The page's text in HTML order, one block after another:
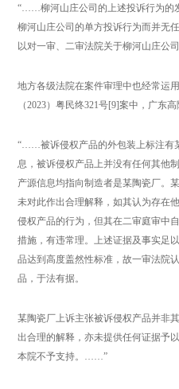
“……柳河山庄公司的上述投诉行为的
柳河山庄公司的单方投诉行为而并无
以对一审、二审法院关于柳河山庄公
地方各级法院在案件审理中也经常运
（2023）粤民终321号[9]案中，广东高
“……被诉侵权产品的外包装上标注有
息，被诉侵权产品上并没有任何其他
产源信息均指向制造者是某陶瓷厂。
未对此作出合理解释，如其认为存在
侵权产品的行为，但其在二审庭审中
措施，有违常理。上述证据及事实足
品达到高度盖然性标准，故一审法院
品，于法有据。
某陶瓷厂上诉主张被诉侵权产品并非
出合理的解释，亦未提供任何证据予
本院不予支持。……”